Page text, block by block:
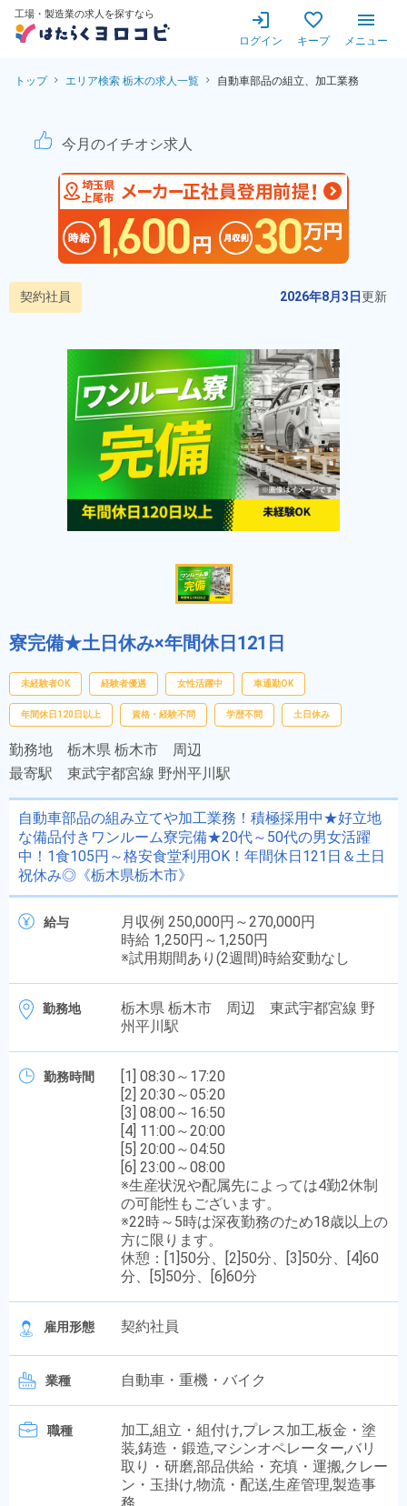
工場・製造業の求人を探すなら
ログイン キープ メニュー
トップ エリア検索 栃木の求人一覧 自動車部品の組立、加工業務
自動車部品の組み立てや加
今月のイチオシ求人
契約社員 2026年8月3日更新
寮完備★土日休み×年間休日121日
未経験者OK 経験者優遇 女性活躍中 車通勤OK
年間休日120日以上 資格・経験不問 学歴不問 土日休み
勤務地 栃木県 栃木市 周辺
最寄駅 東武宇都宮線 野州平川駅
自動車部品の組み立てや加工業務！積極採用中★好立地
な備品付きワンルーム寮完備★20代～50代の男女活躍
中！1食105円～格安食堂利用OK！年間休日121日＆土日
祝休み◎《栃木県栃木市》
給与
月収例 250,000円～270,000円
時給 1,250円～1,250円
※試用期間あり(2週間)時給変動なし
勤務地
栃木県 栃木市 周辺 東武宇都宮線 野
州平川駅
勤務時間
[1] 08:30～17:20
[2] 20:30～05:20
[3] 08:00～16:50
[4] 11:00～20:00
[5] 20:00～04:50
[6] 23:00～08:00
※生産状況や配属先によっては4勤2休制
の可能性もございます。
※22時～5時は深夜勤務のため18歳以上の
方に限ります。
休憩：[1]50分、[2]50分、[3]50分、[4]60
分、[5]50分、[6]60分
雇用形態 契約社員
業種 自動車・重機・バイク
職種
加工,組立・組付け,プレス加工,板金・塗
装,鋳造・鍛造,マシンオペレーター,バリ
取り・研磨,部品供給・充填・運搬,クレー
ン・玉掛け,物流・配送,生産管理,製造事